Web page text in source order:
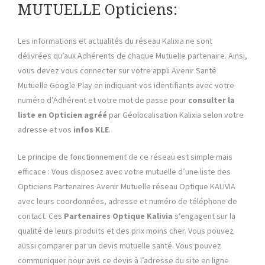
MUTUELLE Opticiens:
Les informations et actualités du réseau Kalixia ne sont
délivrées qu’aux Adhérents de chaque Mutuelle partenaire. Ainsi,
vous devez vous connecter sur votre appli Avenir Santé
Mutuelle Google Play en indiquant vos identifiants avec votre
numéro d’Adhérent et votre mot de passe pour consulter la
liste en Opticien agréé par Géolocalisation Kalixia selon votre
adresse et vos infos KLE.
Le principe de fonctionnement de ce réseau est simple mais
efficace : Vous disposez avec votre mutuelle d’une liste des
Opticiens Partenaires Avenir Mutuelle réseau Optique KALIVIA
avec leurs coordonnées, adresse et numéro de téléphone de
contact. Ces Partenaires Optique Kalivia s’engagent sur la
qualité de leurs produits et des prix moins cher. Vous pouvez
aussi comparer par un devis mutuelle santé. Vous pouvez
communiquer pour avis ce devis à l’adresse du site en ligne